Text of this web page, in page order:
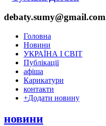
debaty.sumy@gmail.com
Головна
Новини
УКРАЇНА І СВІТ
Публікації
афіша
Карикатури
контакти
+Додати новину
новини